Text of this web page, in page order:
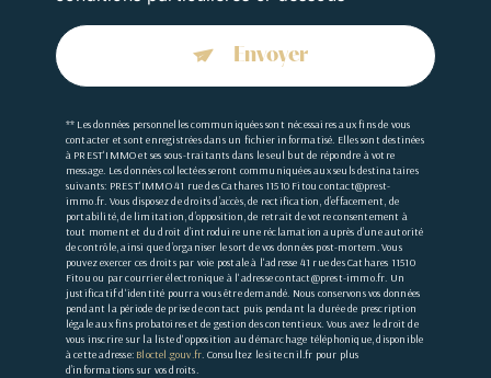
Envoyer
** Les données personnelles communiquées sont nécessaires aux fins de vous
contacter et sont enregistrées dans un fichier informatisé. Elles sont destinées
à PREST'IMMO et ses sous-traitants dans le seul but de répondre à votre
message. Les données collectées seront communiquées aux seuls destinataires
suivants: PREST'IMMO 41 rue des Cathares 11510 Fitou contact@prest-
immo.fr. Vous disposez de droits d’accès, de rectification, d’effacement, de
portabilité, de limitation, d’opposition, de retrait de votre consentement à
tout moment et du droit d’introduire une réclamation auprès d’une autorité
de contrôle, ainsi que d’organiser le sort de vos données post-mortem. Vous
pouvez exercer ces droits par voie postale à l'adresse 41 rue des Cathares 11510
Fitou ou par courrier électronique à l'adresse contact@prest-immo.fr. Un
justificatif d'identité pourra vous être demandé. Nous conservons vos données
pendant la période de prise de contact puis pendant la durée de prescription
légale aux fins probatoires et de gestion des contentieux. Vous avez le droit de
vous inscrire sur la liste d'opposition au démarchage téléphonique, disponible
à cette adresse: Bloctel.gouv.fr. Consultez le site cnil.fr pour plus
d’informations sur vos droits.